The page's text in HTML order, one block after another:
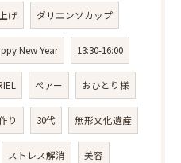
げ ダリエンソカップ
New Year 13:30-16:00
ペアー おひとり様
り 30代 無形文化遺産
ストレス解消 美容